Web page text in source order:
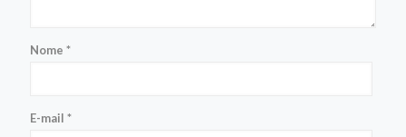
Nome *
E-mail *